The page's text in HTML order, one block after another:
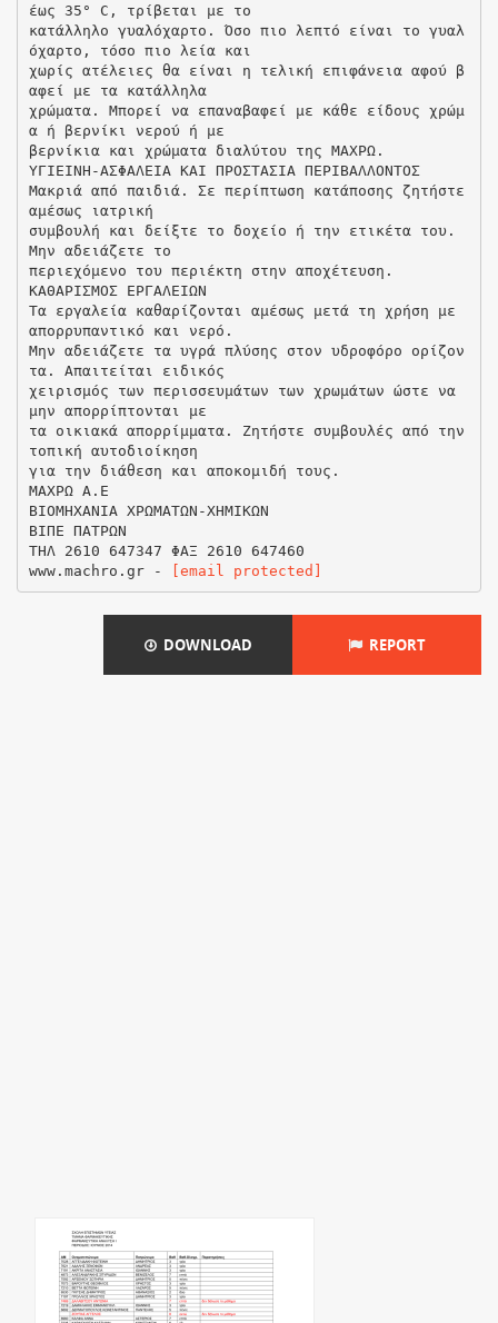
έως 35° C, τρίβεται με το
κατάλληλο γυαλόχαρτο. Όσο πιο λεπτό είναι το γυαλ
όχαρτο, τόσο πιο λεία και
χωρίς ατέλειες θα είναι η τελική επιφάνεια αφού β
αφεί με τα κατάλληλα
χρώματα. Μπορεί να επαναβαφεί με κάθε είδους χρώμ
α ή βερνίκι νερού ή με
βερνίκια και χρώματα διαλύτου της ΜΑΧΡΩ.
ΥΓΙΕΙΝΗ-ΑΣΦΑΛΕΙΑ ΚΑΙ ΠΡΟΣΤΑΣΙΑ ΠΕΡΙΒΑΛΛΟΝΤΟΣ
Μακριά από παιδιά. Σε περίπτωση κατάποσης ζητήστε
αμέσως ιατρική
συμβουλή και δείξτε το δοχείο ή την ετικέτα του.
Μην αδειάζετε το
περιεχόμενο του περιέκτη στην αποχέτευση.
ΚΑΘΑΡΙΣΜΟΣ ΕΡΓΑΛΕΙΩΝ
Τα εργαλεία καθαρίζονται αμέσως μετά τη χρήση με
απορρυπαντικό και νερό.
Μην αδειάζετε τα υγρά πλύσης στον υδροφόρο ορίζον
τα. Απαιτείται ειδικός
χειρισμός των περισσευμάτων των χρωμάτων ώστε να
μην απορρίπτονται με
τα οικιακά απορρίμματα. Ζητήστε συμβουλές από την
τοπική αυτοδιοίκηση
για την διάθεση και αποκομιδή τους.
ΜΑΧΡΩ Α.Ε
ΒΙΟΜΗΧΑΝΙΑ ΧΡΩΜΑΤΩΝ-ΧΗΜΙΚΩΝ
ΒΙΠΕ ΠΑΤΡΩΝ
ΤΗΛ 2610 647347 ΦΑΞ 2610 647460
www.machro.gr -
[email protected]
DOWNLOAD REPORT